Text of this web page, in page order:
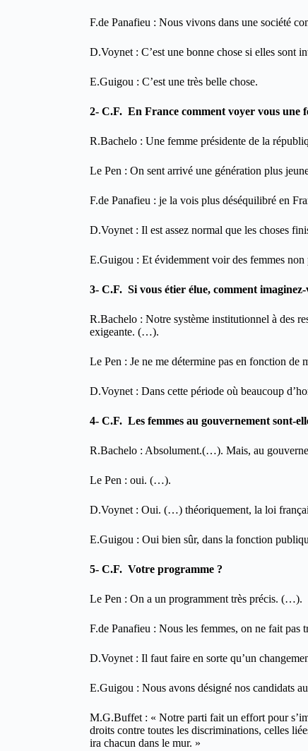
F.de Panafieu : Nous vivons dans une société
D.Voynet : C’est une bonne chose si elles sont
E.Guigou : C’est une très belle chose.
2- C.F. En France comment voyer vous une
R.Bachelo : Une femme présidente de la
Le Pen : On sent arrivé une génération plus
F.de Panafieu : je la vois plus déséquilibré en
D.Voynet : Il est assez normal que les choses
E.Guigou : Et évidemment voir des femmes
3- C.F. Si vous étier élue, comment
R.Bachelo : Notre système institutionnel à des
exigeante. (…).
Le Pen : Je ne me détermine pas en fonction
D.Voynet : Dans cette période où beaucoup
4- C.F. Les femmes au gouvernement sont-
R.Bachelo : Absolument.(…). Mais, au
Le Pen : oui. (…).
D.Voynet : Oui. (…) théoriquement, la loi
E.Guigou : Oui bien sûr, dans la fonction
5- C.F. Votre programme ?
Le Pen : On a un programment très précis. (…).
F.de Panafieu : Nous les femmes, on ne fait pas
D.Voynet : Il faut faire en sorte qu’un
E.Guigou : Nous avons désigné nos candidats
M.G.Buffet : « Notre parti fait un effort pour
droits contre toutes les discriminations, celles
ira chacun dans le mur. »